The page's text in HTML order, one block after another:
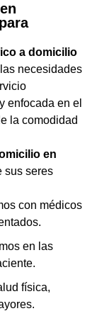
a domicilio
necesidades
enfocada en el
la comodidad
en
sus seres
con médicos
en las
física,